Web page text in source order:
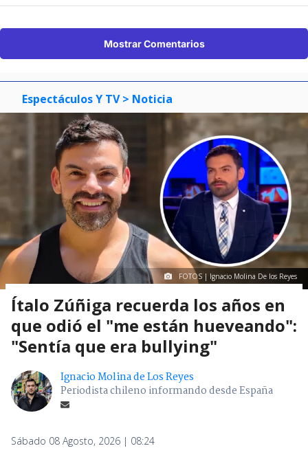
Mostrar Comentarios
Espectáculos Y TV > Noticia
FOTOS | Ignacio Molina De los Reyes
Ítalo Zúñiga recuerda los años en
que odió el "me están hueveando":
"Sentía que era bullying"
Ignacio Molina de Los Reyes
Periodista chileno informando desde España
Sábado 08 Agosto, 2026 | 08:24